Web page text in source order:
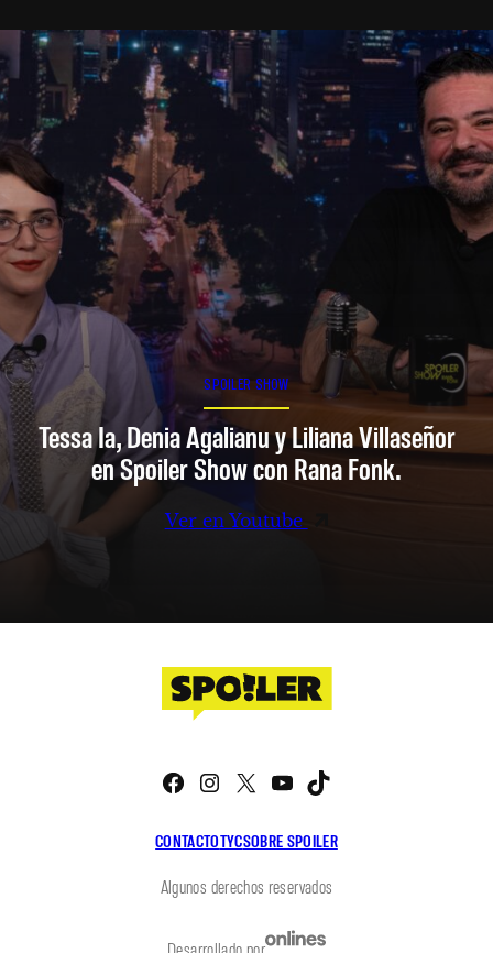
SPOILER SHOW
Tessa Ia, Denia Agalianu y Liliana Villaseñor
en Spoiler Show con Rana Fonk.
Ver en Youtube
CONTACTOTYCSOBRE SPOILER
Facebook
Instagram
X YouTube
Algunos derechos reservados